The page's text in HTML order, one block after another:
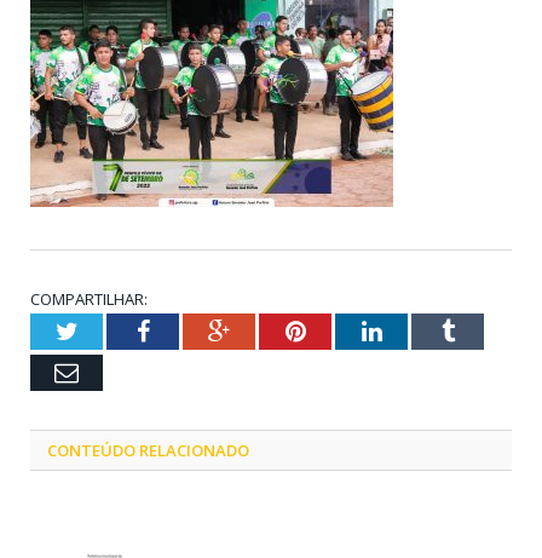
COMPARTILHAR:
TwitterFacebookGoogle+PinterestLinkedInTumblr
Email
CONTEÚDO RELACIONADO